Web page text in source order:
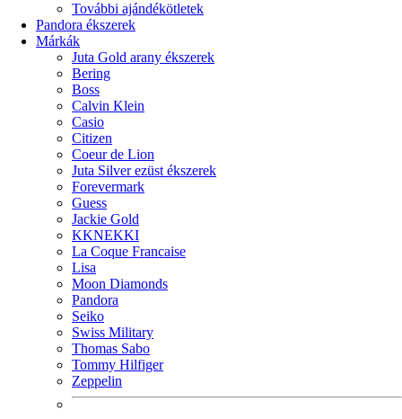
További ajándékötletek
Pandora ékszerek
Márkák
Juta Gold arany ékszerek
Bering
Boss
Calvin Klein
Casio
Citizen
Coeur de Lion
Juta Silver ezüst ékszerek
Forevermark
Guess
Jackie Gold
KKNEKKI
La Coque Francaise
Lisa
Moon Diamonds
Pandora
Seiko
Swiss Military
Thomas Sabo
Tommy Hilfiger
Zeppelin